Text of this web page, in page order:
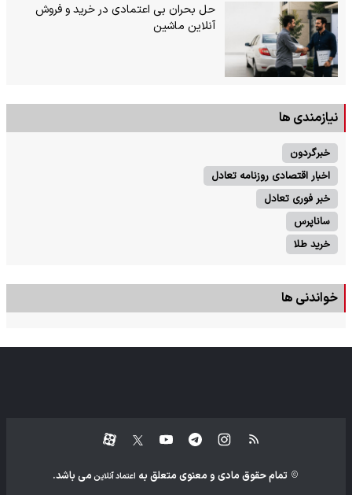
حل بحران بی‌ اعتمادی در خرید و فروش
آنلاین ماشین
نیازمندی ها
خبرگردون
اخبار اقتصادی روزنامه تعادل
خبر فوری تعادل
ساناپرس
خرید طلا
خواندنی ها
تمام حقوق مادی و معنوی متعلق به اعتماد آنلاین می باشد.